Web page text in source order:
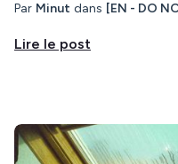
Par Minut dans [EN - DO
Lire le post